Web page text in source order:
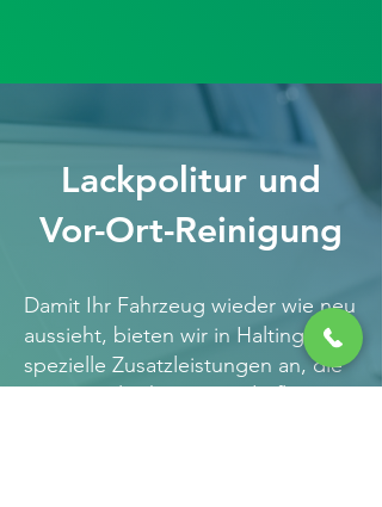
Lackpolitur und
Vor-Ort-Reinigung
Damit Ihr Fahrzeug wieder wie neu
aussieht, bieten wir in Haltingen
spezielle Zusatzleistungen an, die
es optimal schützen und pflegen: